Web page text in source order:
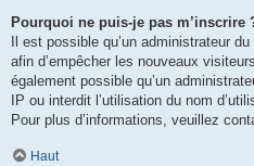
Pourquoi ne puis-je pas m’inscrire
Il est possible qu’un administrateur
afin d’empêcher les nouveaux
également possible qu’un
IP ou interdit l’utilisation du nom
Pour plus d’informations, veuillez
Haut